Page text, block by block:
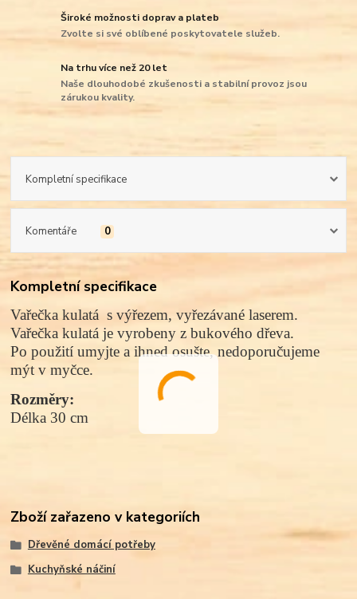
Široké možnosti doprav a plateb
Zvolte si své oblíbené poskytovatele služeb.
Na trhu více než 20 let
Naše dlouhodobé zkušenosti a stabilní provoz jsou
zárukou kvality.
Kompletní specifikace
Komentáře 0
Kompletní specifikace
Vařečka kulatá s výřezem,vyřezávané laserem.
Vařečka kulatá je vyrobeny z bukového dřeva.
Po použití umyjte a ihned osušte, nedoporučujeme
mýt v myčce.
Rozměry:
Délka 30 cm
Zboží zařazeno v kategoriích
Dřevěné domácí potřeby
Kuchyňské náčiní